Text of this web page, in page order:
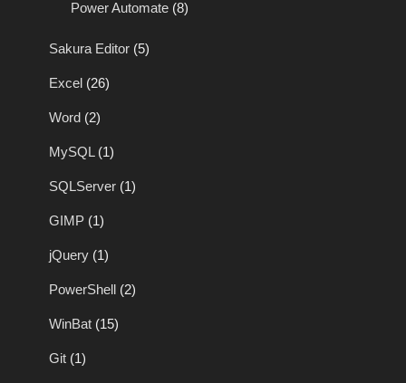
Power Automate (8)
Sakura Editor (5)
Excel (26)
Word (2)
MySQL (1)
SQLServer (1)
GIMP (1)
jQuery (1)
PowerShell (2)
WinBat (15)
Git (1)